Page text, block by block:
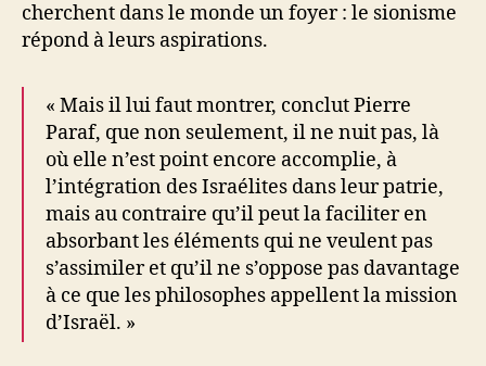
cherchent dans le monde un foyer : le sionisme
répond à leurs aspirations.
« Mais il lui faut montrer, conclut Pierre
Paraf, que non seulement, il ne nuit pas, là
où elle n’est point encore accomplie, à
l’intégration des Israélites dans leur patrie,
mais au contraire qu’il peut la faciliter en
absorbant les éléments qui ne veulent pas
s’assimiler et qu’il ne s’oppose pas davantage
à ce que les philosophes appellent la mission
d’Israël. »